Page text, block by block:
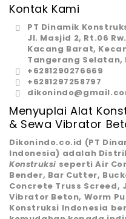
Kontak Kami
PT Dinamik
Jl. Masjid 2, Rt.06
Kacang Barat,
Tangerang Selatan,
+6281290276669
+6281297258797
Menyuplai Alat
& Sewa Vibrator
Dikonindo.co.id (PT
Indonesia) adalah
Konstruksi seperti Air
Bender, Bar Cutter,
Concrete Truss Screed,
Vibrator Beton, Worm
Konstruksi Indonesia